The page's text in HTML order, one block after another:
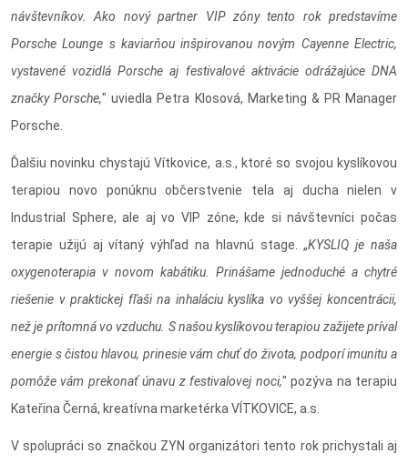
návštevníkov. Ako nový partner VIP zóny tento rok predstavíme
Porsche Lounge s kaviarňou inšpirovanou novým Cayenne Electric,
vystavené vozidlá Porsche aj festivalové aktivácie odrážajúce DNA
značky Porsche," uviedla Petra Klosová, Marketing & PR Manager
Porsche.
Ďalšiu novinku chystajú Vítkovice, a.s., ktoré so svojou kyslíkovou
terapiou novo ponúknu občerstvenie tela aj ducha nielen v
Industrial Sphere, ale aj vo VIP zóne, kde si návštevníci počas
terapie užijú aj vítaný výhľad na hlavnú stage. „KYSLIQ je naša
oxygenoterapia v novom kabátiku. Prinášame jednoduché a chytré
riešenie v praktickej fľaši na inhaláciu kyslíka vo vyššej koncentrácii,
než je prítomná vo vzduchu. S našou kyslíkovou terapiou zažijete príval
energie s čistou hlavou, prinesie vám chuť do života, podporí imunitu a
pomôže vám prekonať únavu z festivalovej noci," pozýva na terapiu
Kateřina Černá, kreatívna marketérka VÍTKOVICE, a.s.
V spolupráci so značkou ZYN organizátori tento rok prichystali aj